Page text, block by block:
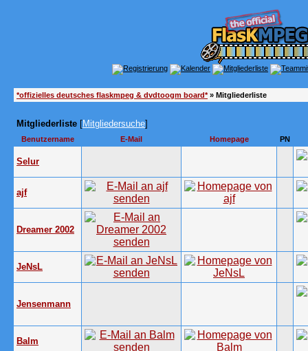
*offizielles deutsches flaskmpeg & dvdtoogm board*» Mitgliederliste
Mitgliederliste [Mitgliedersuche]
Benutzername E-Mail Homepage PN
Selur
ajf
Dreamer 2002
JeNsL
Jensenmann
Balm